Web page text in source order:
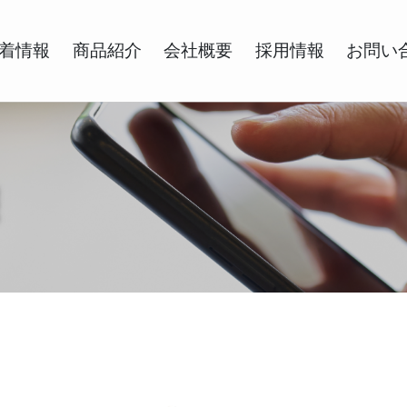
情報 商品紹介 会社概要 採用情報 お問い